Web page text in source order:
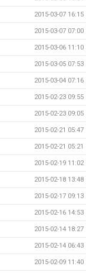
2015-03-07 16:15
2015-03-07 07:00
2015-03-06 11:10
2015-03-05 07:53
2015-03-04 07:16
2015-02-23 09:55
2015-02-23 09:05
2015-02-21 05:47
2015-02-21 05:21
2015-02-19 11:02
2015-02-18 13:48
2015-02-17 09:13
2015-02-16 14:53
2015-02-14 18:27
2015-02-14 06:43
2015-02-09 11:40